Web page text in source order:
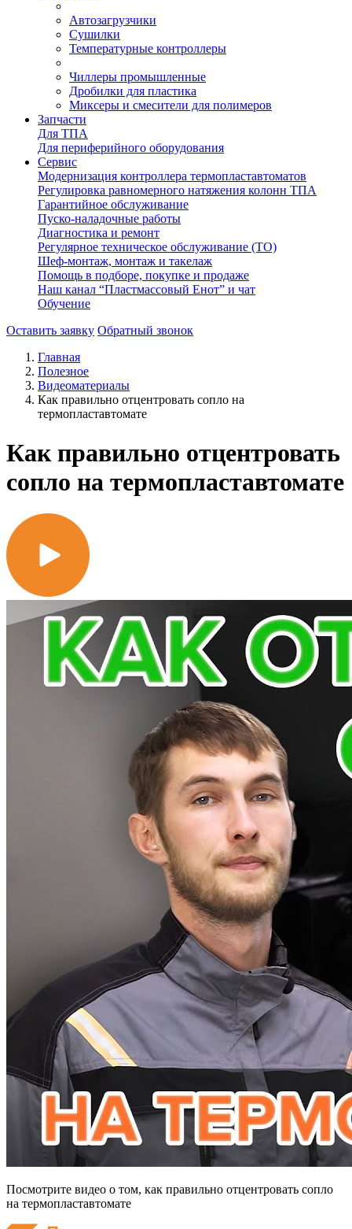
Автозагрузчики
Сушилки
Температурные контроллеры
Чиллеры промышленные
Дробилки для пластика
Миксеры и смесители для полимеров
Запчасти
Для ТПА
Для периферийного оборудования
Сервис
Модернизация контроллера термопластавтоматов
Регулировка равномерного натяжения колонн ТПА
Гарантийное обслуживание
Пуско-наладочные работы
Диагностика и ремонт
Регулярное техническое обслуживание (ТО)
Шеф-монтаж, монтаж и такелаж
Помощь в подборе, покупке и продаже
Наш канал “Пластмассовый Енот” и чат
Обучение
Оставить заявку Обратный звонок
Главная
Полезное
Видеоматериалы
Как правильно отцентровать сопло на
термопластавтомате
Как правильно отцентровать
сопло на термопластавтомате
Посмотрите видео о том, как правильно отцентровать сопло
на термопластавтомате